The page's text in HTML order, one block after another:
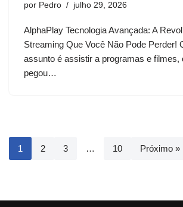
por Pedro julho 29, 2026
AlphaPlay Tecnologia Avançada: A
Streaming Que Você Não Pode Perder!
assunto é assistir a programas e filmes,
pegou…
1 2 3 … 10 Próximo »